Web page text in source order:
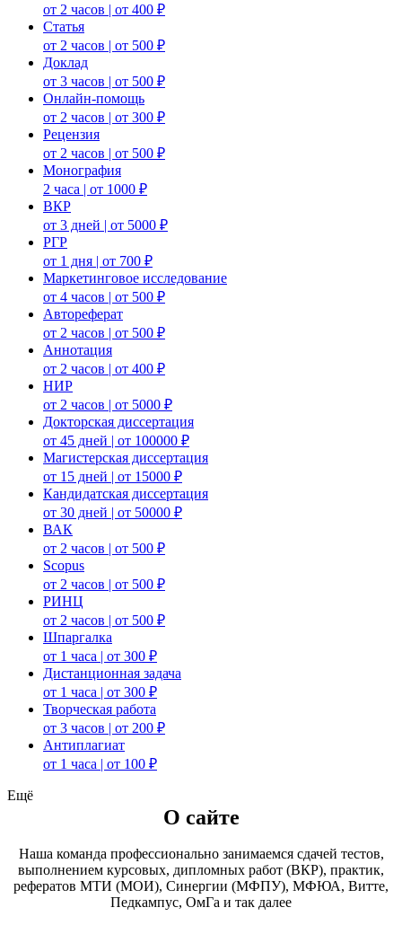
от 2 часов | от 400 ₽
Статья
от 2 часов | от 500 ₽
Доклад
от 3 часов | от 500 ₽
Онлайн-помощь
от 2 часов | от 300 ₽
Рецензия
от 2 часов | от 500 ₽
Монография
2 часа | от 1000 ₽
ВКР
от 3 дней | от 5000 ₽
РГР
от 1 дня | от 700 ₽
Маркетинговое исследование
от 4 часов | от 500 ₽
Автореферат
от 2 часов | от 500 ₽
Аннотация
от 2 часов | от 400 ₽
НИР
от 2 часов | от 5000 ₽
Докторская диссертация
от 45 дней | от 100000 ₽
Магистерская диссертация
от 15 дней | от 15000 ₽
Кандидатская диссертация
от 30 дней | от 50000 ₽
ВАК
от 2 часов | от 500 ₽
Scopus
от 2 часов | от 500 ₽
РИНЦ
от 2 часов | от 500 ₽
Шпаргалка
от 1 часа | от 300 ₽
Дистанционная задача
от 1 часа | от 300 ₽
Творческая работа
от 3 часов | от 200 ₽
Антиплагиат
от 1 часа | от 100 ₽
Ещё
О сайте
Наша команда профессионально занимаемся сдачей тестов,
выполнением курсовых, дипломных работ (ВКР), практик,
рефератов МТИ (МОИ), Синергии (МФПУ), МФЮА, Витте,
Педкампус, ОмГа и так далее